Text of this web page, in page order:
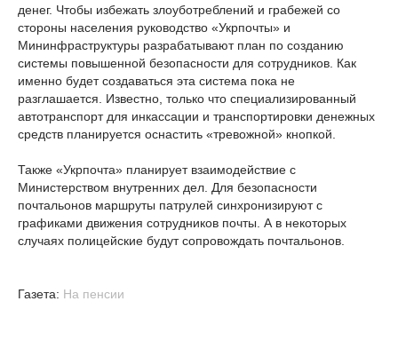
денег. Чтобы избежать злоуботреблений и грабежей со
стороны населения руководство «Укрпочты» и
Мининфраструктуры разрабатывают план по созданию
системы повышенной безопасности для сотрудников. Как
именно будет создаваться эта система пока не
разглашается. Известно, только что специализированный
автотранспорт для инкассации и транспортировки денежных
средств планируется оснастить «тревожной» кнопкой.
Также «Укрпочта» планирует взаимодействие с
Министерством внутренних дел. Для безопасности
почтальонов маршруты патрулей синхронизируют с
графиками движения сотрудников почты. А в некоторых
случаях полицейские будут сопровождать почтальонов.
Газета: На пенсии